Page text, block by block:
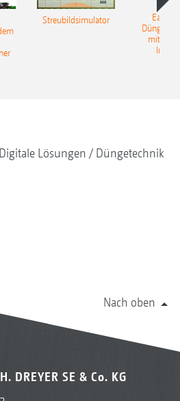
Streubildsimulator
mit
Lösungen
Düngetechnik
Nach oben
DREYER SE & Co. KG